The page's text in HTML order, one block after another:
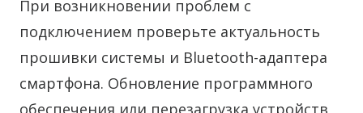
При возникновении проблем с
подключением проверьте актуальность
прошивки системы и Bluetooth-адаптера
смартфона. Обновление программного
обеспечения или перезагрузка устройств